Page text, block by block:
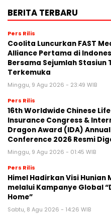
BERITA TERBARU
Pers Rilis
Coolita Luncurkan FAST
Alliance Pertama di
Bersama Sejumlah Stasiun
Terkemuka
Minggu, 9 Agu 2026 - 23:49 WIB
Pers Rilis
16th Worldwide Chinese Life
Insurance Congress &
Dragon Award (IDA) Annual
Conference 2026 Resmi
Minggu, 9 Agu 2026 - 01:45 WIB
Pers Rilis
Himel Hadirkan Visi Hunian
melalui Kampanye Global
Home”
Sabtu, 8 Agu 2026 - 14:26 WIB